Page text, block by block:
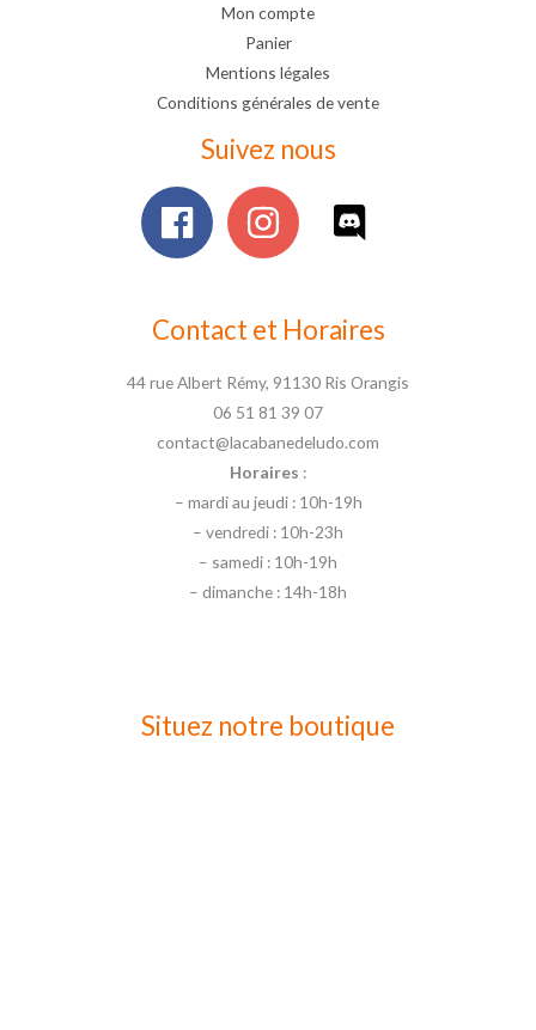
Mon compte
Panier
Mentions légales
Conditions générales de vente
Suivez nous
Contact et Horaires
44 rue Albert Rémy, 91130 Ris Orangis
06 51 81 39 07
contact@lacabanedeludo.com
Horaires :
– mardi au jeudi : 10h-19h
– vendredi : 10h-23h
– samedi : 10h-19h
– dimanche : 14h-18h
Situez notre boutique